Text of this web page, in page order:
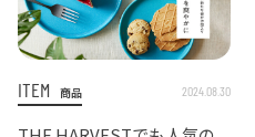
ITEM 商品 2024.08.30